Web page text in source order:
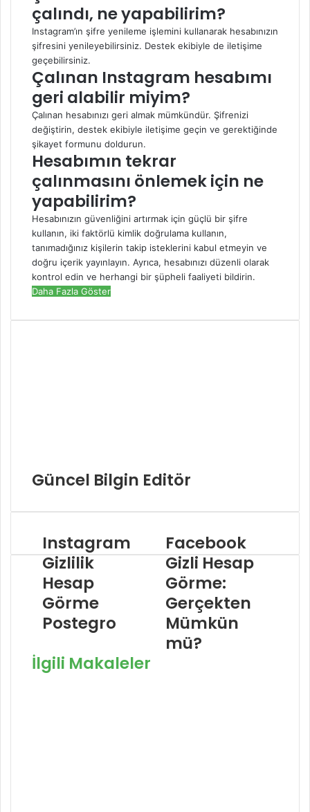
çalındı, ne yapabilirim?
Instagram’ın şifre yenileme işlemini kullanarak hesabınızın
şifresini yenileyebilirsiniz. Destek ekibiyle de iletişime
geçebilirsiniz.
Çalınan Instagram hesabımı
geri alabilir miyim?
Çalınan hesabınızı geri almak mümkündür. Şifrenizi
değiştirin, destek ekibiyle iletişime geçin ve gerektiğinde
şikayet formunu doldurun.
Hesabımın tekrar
çalınmasını önlemek için ne
yapabilirim?
Hesabınızın güvenliğini artırmak için güçlü bir şifre
kullanın, iki faktörlü kimlik doğrulama kullanın,
tanımadığınız kişilerin takip isteklerini kabul etmeyin ve
doğru içerik yayınlayın. Ayrıca, hesabınızı düzenli olarak
kontrol edin ve herhangi bir şüpheli faaliyeti bildirin.
Daha Fazla Göster
Güncel Bilgin Editör
Instagram
Gizlilik
Hesap
Görme
Postegro
Facebook
Gizli Hesap
Görme:
Gerçekten
Mümkün
mü?
İlgili Makaleler